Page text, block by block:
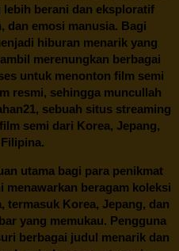
berani dan eksploratif
dan emosi manusia. Bagi
hiburan menarik yang
merenungkan berbagai
untuk menonton film semi
resmi, sehingga muncullah
, sebuah situs streaming
film semi dari Korea, Jepang,
utama bagi para penikmat
beragam koleksi
termasuk Korea, Jepang, dan
yang memukau. Pengguna
berbagai judul menarik dan